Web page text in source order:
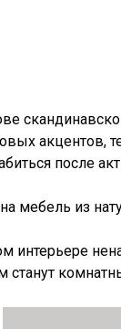
акцентов,
после
мебель из
интерьере